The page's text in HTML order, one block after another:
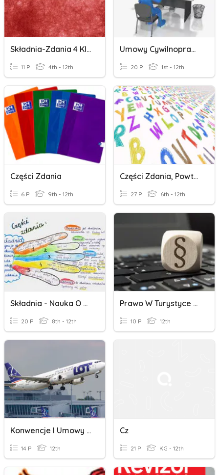
Składnia-Zdania 4 Klasy
11 P 4th - 12th
Umowy Cywilnoprawne W Turystyce
20 P 1st - 12th
Części Zdania
6 P 9th - 12th
Części Zdania, Powtórka
27 P 6th - 12th
Składnia - Nauka O Wypowiedzeniu
20 P 8th - 12th
Prawo W Turystyce Część 6
10 P 12th
Konwencje I Umowy W Transporcie Lotniczym
14 P 12th
Cz
21 P KG - 12th